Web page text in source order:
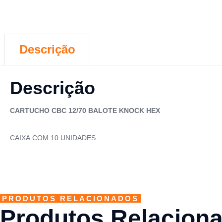
Descrição
Descrição
CARTUCHO CBC 12/70 BALOTE KNOCK HEX
CAIXA COM 10 UNIDADES
PRODUTOS RELACIONADOS